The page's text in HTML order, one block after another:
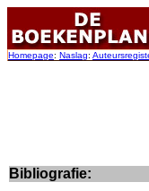
Homepage: Naslag:
Bibliografie: